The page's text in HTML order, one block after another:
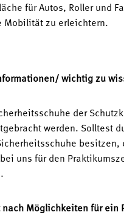
für Autos, Roller und
Mobilität zu erleichtern.
wichtig zu
der
werden. Solltest
besitzen,
uns für den
nach Möglichkeiten für ein